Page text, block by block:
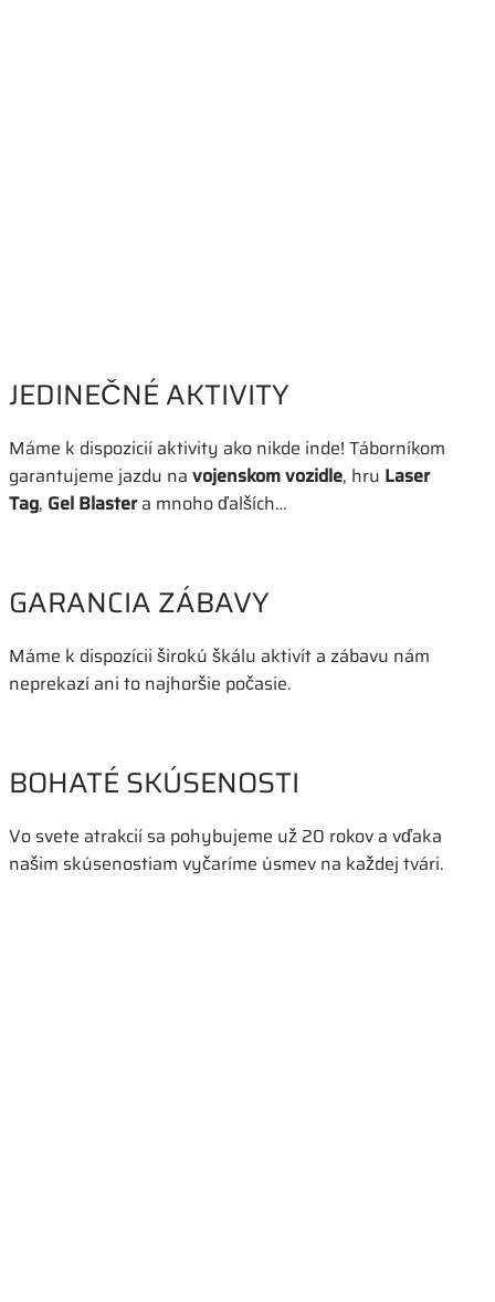
JEDINEČNÉ AKTIVITY
Máme k dispozicií aktivity ako nikde inde! Táborníkom
garantujeme jazdu na vojenskom vozidle, hru Laser
Tag, Gel Blastera mnoho ďalších…
GARANCIA ZÁBAVY
Máme k dispozícii širokú škálu aktivít a zábavu nám
neprekazí ani to najhoršie počasie.
BOHATÉ SKÚSENOSTI
Vo svete atrakcií sa pohybujeme už 20 rokov a vďaka
našim skúsenostiam vyčaríme úsmev na každej tvári.